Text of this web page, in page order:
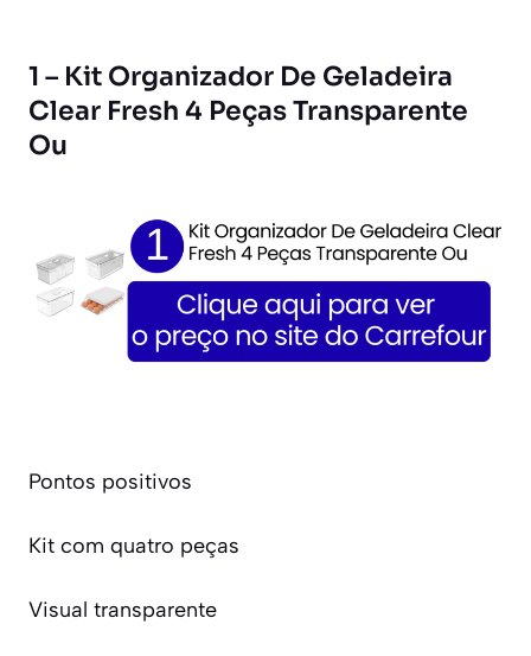
1 – Kit Organizador De Geladeira
Clear Fresh 4 Peças Transparente
Ou
Pontos positivos
Kit com quatro peças
Visual transparente